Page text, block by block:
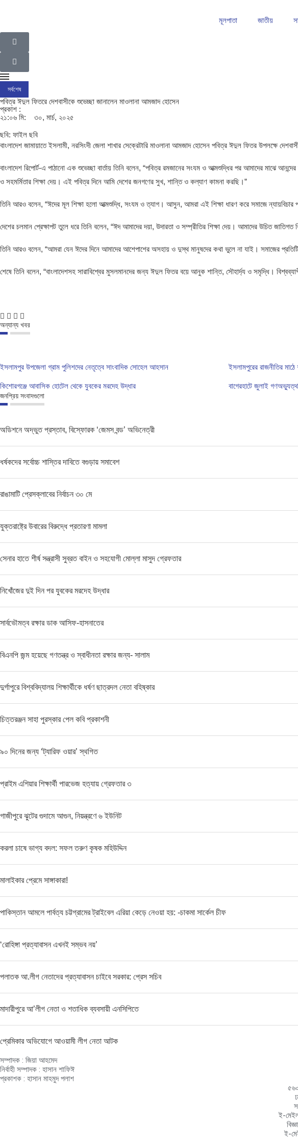
মূলপাতা জাতীয়
সর্বশেষ
পবিত্র ঈদুল ফিতরে দেশবাসীকে শুভেচ্ছা জানালেন মাওলানা আমজাদ হোসেন
প্রকাশ :
২১:০৬ মি:
৩০, মার্চ, ২০২৫
ছবি: ফাইল ছবি
বাংলাদেশ জামায়াতে ইসলামী, নরসিংদী জেলা শাখার সেক্রেটারি মাওলানা আমজাদ হোসেন পবিত্র ঈদুল ফিতর উপলক্ষে
বাংলাদেশ রিপোর্ট-এ পাঠানো এক শুভেচ্ছা বার্তায় তিনি বলেন, “পবিত্র রমজানের সংযম ও আত্মশুদ্ধির পর আমাদের মাঝে
ও সহমর্মিতার শিক্ষা দেয়। এই পবিত্র দিনে আমি দেশের জনগণের সুখ, শান্তি ও কল্যাণ কামনা করছি।”
তিনি আরও বলেন, “ঈদের মূল শিক্ষা হলো আত্মশুদ্ধি, সংযম ও ত্যাগ। আসুন, আমরা এই শিক্ষা ধারণ করে সমাজে ন্যায়বিচার
দেশের চলমান প্রেক্ষাপট তুলে ধরে তিনি বলেন, “ঈদ আমাদের দয়া, উদারতা ও সম্প্রীতির শিক্ষা দেয়। আমাদের উচিত
তিনি আরও বলেন, “আমরা যেন ঈদের দিনে আমাদের আশেপাশের অসহায় ও দুস্থ মানুষদের কথা ভুলে না যাই। সমাজের
শেষে তিনি বলেন, “বাংলাদেশসহ সারাবিশ্বের মুসলমানদের জন্য ঈদুল ফিতর বয়ে আনুক শান্তি, সৌহার্দ্য ও সমৃদ্ধি।
অন্যান্য খবর
ইসলামপুর উপজেলা গ্রাম পুলিশদের নেতৃত্বে সাংবাদিক সোহেল আহসান ইসলামপুরের রাজনীতির
কিশোরগঞ্জে আবাসিক হোটেল থেকে যুবকের মরদেহ উদ্ধার বাগেরহাটে জুলাই
জনপ্রিয় সংবাদগুলো
অডিশনে অদ্ভুত প্রস্তাব, বিস্ফোরক ‘জেমস বন্ড’ অভিনেত্রী
ধর্ষকদের সর্বোচ্চ শাস্তির দাবিতে বগুড়ায় সমাবেশ
রাঙামাটি প্রেসক্লাবের নির্বাচন ৩০ মে
যুক্তরাষ্ট্রে উবারের বিরুদ্ধে প্রতারণা মামলা
সেনার হাতে শীর্ষ সন্ত্রাসী সুব্রত বাইন ও সহযোগী মোল্লা মাসুদ গ্রেফতার
নিখোঁজের দুই দিন পর যুবকের মরদেহ উদ্ধার
সার্বভৌমত্ব রক্ষার ডাক আসিফ-হাসনাতের
বিএনপি জন্ম হয়েছে গণতন্ত্র ও স্বাধীনতা রক্ষার জন্য- সালাম
দুর্গাপুরে বিশ্ববিদ্যালয় শিক্ষার্থীকে ধর্ষণ ছাত্রদল নেতা বহিষ্কার
চিত্তরঞ্জন সাহা পুরস্কার পেল কবি প্রকাশনী
৯০ দিনের জন্য ‘ট্যারিফ ওয়ার’ স্থগিত
প্রাইম এশিয়ার শিক্ষার্থী পারভেজ হত্যায় গ্রেফতার ৩
গাজীপুরে ঝুটের গুদামে আগুন, নিয়ন্ত্রণে ৬ ইউনিট
করলা চাষে ভাগ্য বদল: সফল তরুণ কৃষক মহিউদ্দিন
মালাইকার প্রেমে সাঙ্গাকারা!
পাকিস্তান আমলে পার্বত্য চট্টগ্রামের ট্রাইবেল এরিয়া কেড়ে নেওয়া হয়: -চাকমা সার্কেল চীফ
‘রোহিঙ্গা প্রত্যাবাসন এখনই সম্ভব নয়’
পলাতক আ.লীগ নেতাদের প্রত্যাবাসন চাইবে সরকার: প্রেস সচিব
মাদারীপুরে আ’লীগ নেতা ও শতাধিক ব্যবসায়ী এনসিপিতে
প্রেমিকার অভিযোগে আওয়ামী লীগ নেতা আটক
সম্পাদক : জিয়া আহমেদ
নির্বাহী সম্পাদক : হাসান শাফিঈ
প্রকাশক : হাসান মাহমুদ পলাশ
ই-
ই-